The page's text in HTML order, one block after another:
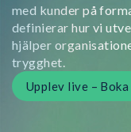
med kunder på
definierar hur vi
hjälper
trygghet.
Upplev live – Boka